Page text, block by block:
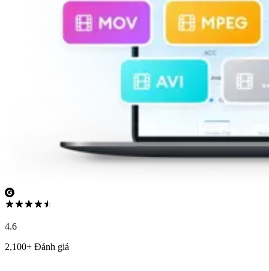
4.6
2,100+ Đánh giá